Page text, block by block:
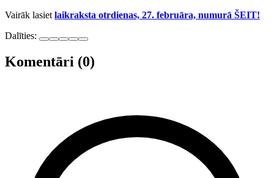
Vairāk lasiet laikraksta otrdienas, 27. februāra, numurā ŠEIT!
Dalīties:
Komentāri (0)